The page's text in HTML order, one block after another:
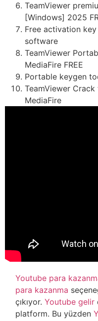
TeamViewer
[Windows] 2025
Free activation
software
TeamViewer
MediaFire FREE
Portable keygen
TeamViewer
MediaFire
Youtube para
para kazanma
çıkıyor.Youtube gelir
platform. Bu yüzden